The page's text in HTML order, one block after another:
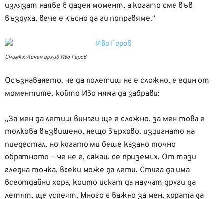
излязат наяве в даден момент, а когато сме във
въздуха, вече е късно да ги поправяме.“
Снимка: Личен архив Иво Геров
Осъзнаването, че да полетиш не е сложно, е един от
моментите, който Иво няма да забрави:
„За мен да летиш винаги ще е сложно, за мен това е
толкова възвишено, нещо върхово, издигнато на
пиедестал, но когато ми беше казано точно
обратното – че не е, сякаш се приземих. От тази
гледна точка, всеки може да лети. Стига да има
всеотдайни хора, които искат да научат други да
летят, ще успеят. Много е важно за мен, хората да